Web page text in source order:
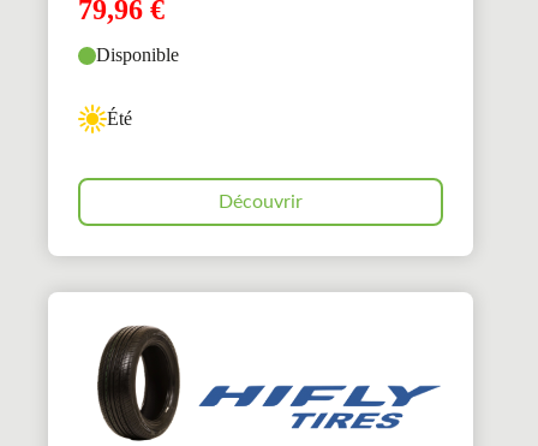
79,96 €
Disponible
Été
Découvrir